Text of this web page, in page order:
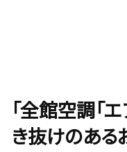
「全館空調「
き抜けのある